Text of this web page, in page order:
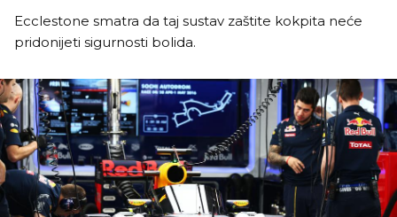
Ecclestone smatra da taj sustav zaštite kokpita neće
pridonijeti sigurnosti bolida.